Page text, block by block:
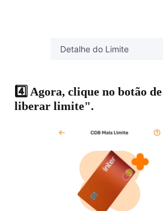
Detalhe do Limite
4️⃣ Agora, clique no botão
liberar limite".